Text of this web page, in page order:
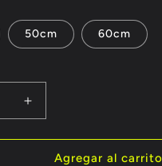
50cm 60cm
Aumentar
cantidad
para
SayagoAgregar al carrito